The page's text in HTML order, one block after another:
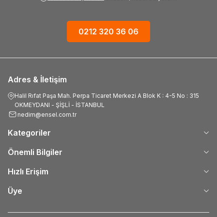
0212 320 36 06
Adres & İletişim
Halil Rıfat Paşa Mah. Perpa Ticaret Merkezi A Blok K : 4-5 No : 315
OKMEYDANI - ŞİŞLİ - İSTANBUL
nedim@ensel.com.tr
Kategoriler
Önemli Bilgiler
Hızlı Erişim
Üye